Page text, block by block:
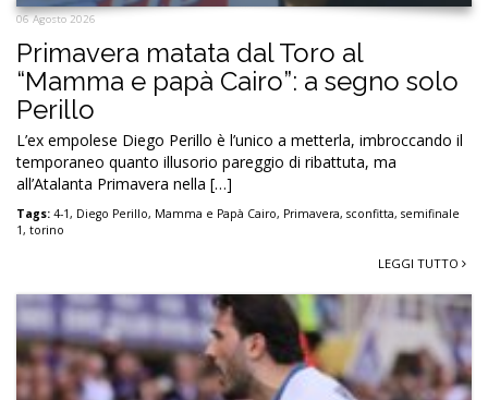
06 Agosto 2026
Primavera matata dal Toro al
“Mamma e papà Cairo”: a segno solo
Perillo
L’ex empolese Diego Perillo è l’unico a metterla, imbroccando il
temporaneo quanto illusorio pareggio di ribattuta, ma
all’Atalanta Primavera nella […]
Tags: 4-1, Diego Perillo, Mamma e Papà Cairo, Primavera, sconfitta, semifinale
1, torino
LEGGI TUTTO